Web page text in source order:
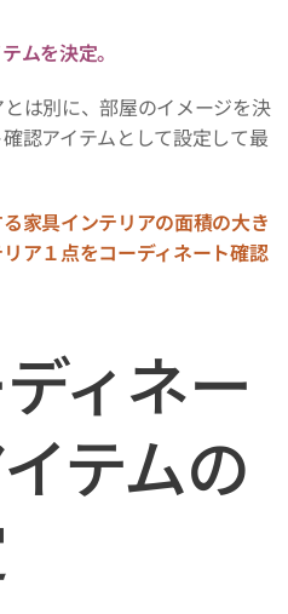
ムを決定。
は別に、部屋のイメージを決
認アイテムとして設定して最
家具インテリアの面積の大き
ア１点をコーディネート確認
ィネー
テムの